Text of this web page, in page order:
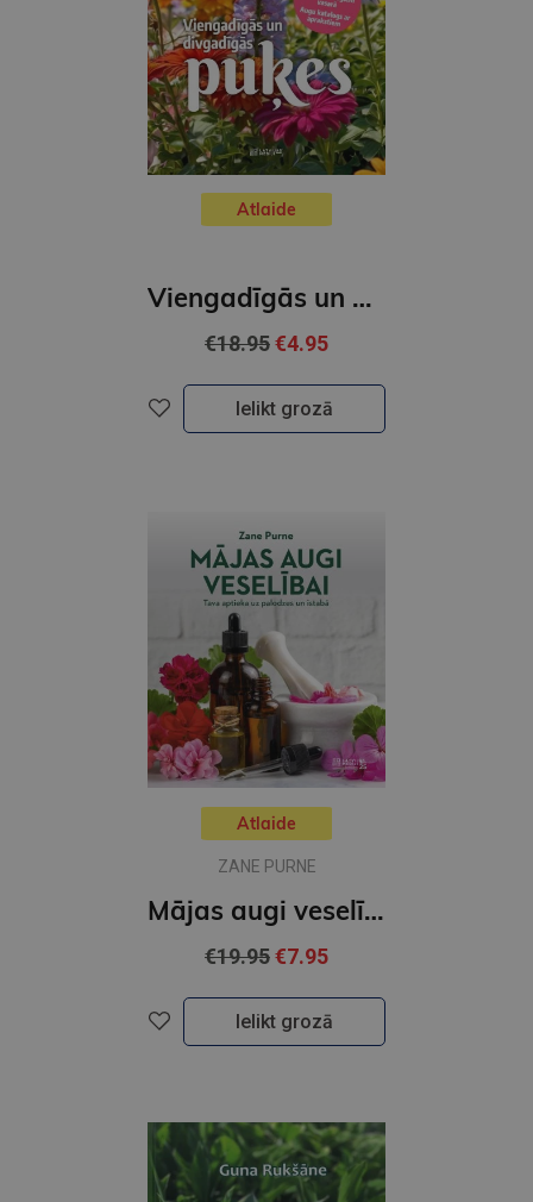
Atlaide
Viengadīgās un divgadīgās puķes
€18.95€4.95
Ielikt grozā
Atlaide
ZANE PURNE
Mājas augi veselībai. Tava aptieka uz palodzes un istabā
€19.95€7.95
Ielikt grozā